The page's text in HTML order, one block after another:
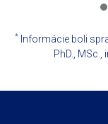
* Informácie boli
PhD.,